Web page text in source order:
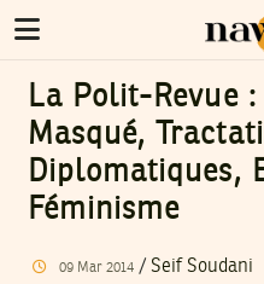
La Polit-Revue
Masqué,
Diplomatiques,
Féminisme
09 Mar 2014/ Seif Soudani